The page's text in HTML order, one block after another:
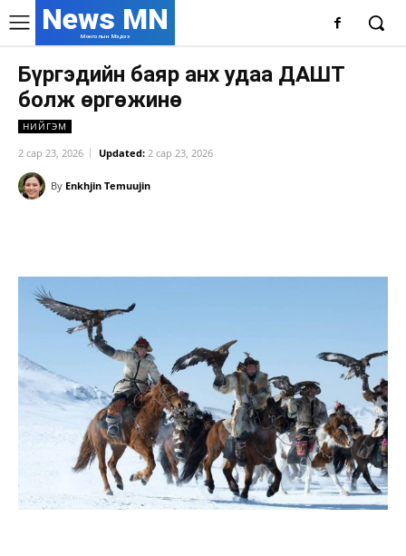
News MN
Монголын Мэдээ
Бүргэдийн баяр анх удаа ДАШТ
болж өргөжинө
НИЙГЭМ
2 сар 23, 2026 Updated: 2 сар 23, 2026
By Enkhjin Temuujin